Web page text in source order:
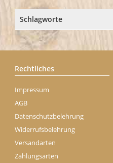
Schlagworte
Rechtliches
Impressum
AGB
Datenschutzbelehrung
Widerrufsbelehrung
Versandarten
Zahlungsarten